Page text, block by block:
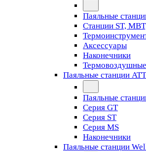
Паяльные
Станции ST,
Аксессуары
Наконечники
Паяльные станции
Паяльные
Серия GT
Серия ST
Серия MS
Наконечники
Паяльные станции